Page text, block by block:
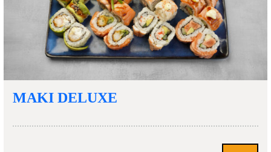
MAKI DELUXE